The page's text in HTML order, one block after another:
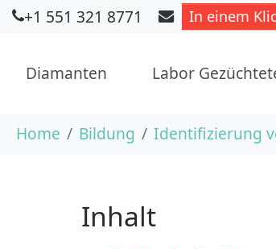
Skip to main content
+1 551 321 8771 In einem
Diamanten Labor
You are here:
Home Bildung Identifizierung
Inhalt